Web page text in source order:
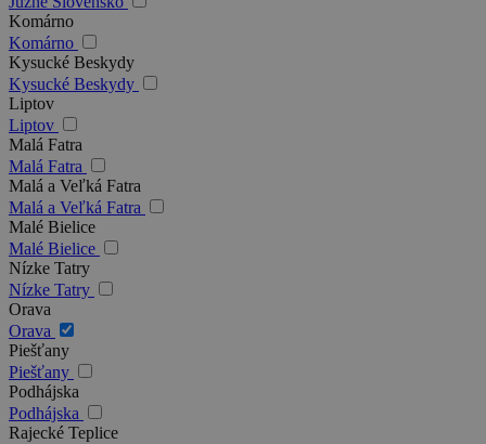
Komárno
Komárno
Kysucké Beskydy
Kysucké Beskydy
Liptov
Liptov
Malá Fatra
Malá Fatra
Malá a Veľká Fatra
Malá a Veľká Fatra
Malé Bielice
Malé Bielice
Nízke Tatry
Nízke Tatry
Orava
Orava
Piešťany
Piešťany
Podhájska
Podhájska
Rajecké Teplice